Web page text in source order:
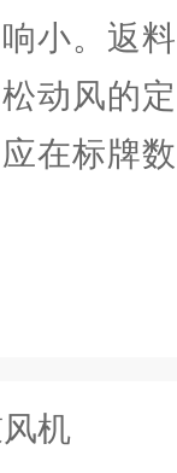
小。返
动风的
在标牌
机